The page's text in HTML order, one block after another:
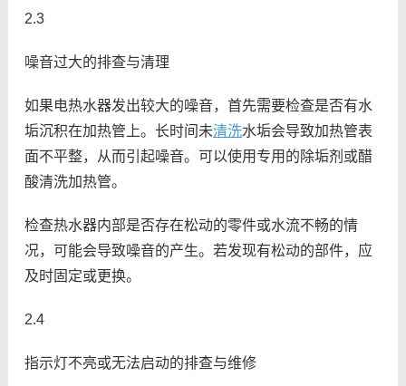
2.3
噪音过大的排查与清理
如果电热水器发出较大的噪音，首先需要检查是否有水
垢沉积在加热管上。长时间未清洗水垢会导致加热管表
面不平整，从而引起噪音。可以使用专用的除垢剂或醋
酸清洗加热管。
检查热水器内部是否存在松动的零件或水流不畅的情
况，可能会导致噪音的产生。若发现有松动的部件，应
及时固定或更换。
2.4
指示灯不亮或无法启动的排查与维修